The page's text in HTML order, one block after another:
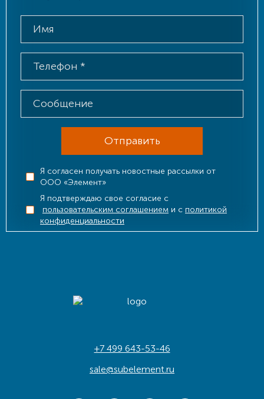
Отправить
Я согласен получать новостные рассылки от
ООО «Элемент»
Я подтверждаю свое согласие с
пользовательским соглашением и с политикой
конфиденциальности
+7 499 643-53-46
sale@subelement.ru